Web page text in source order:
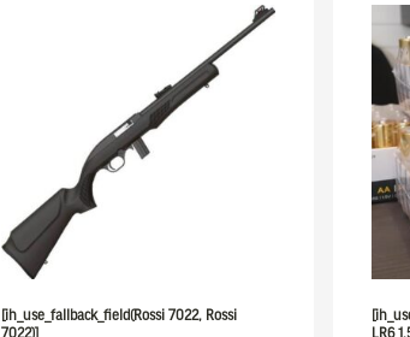
[ih_use_fallback_field(Rossi 7022, Rossi
7022)]
LR6